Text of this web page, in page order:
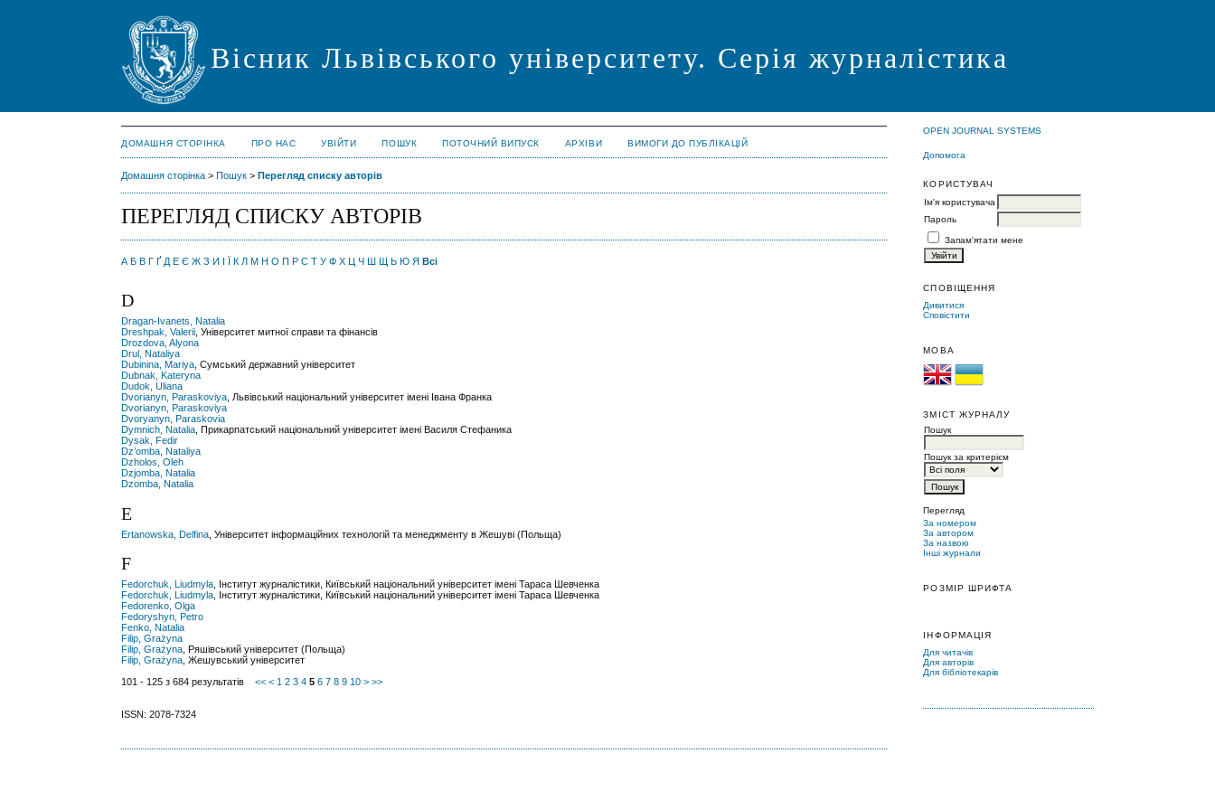
Вісник Львівського університету. Серія журналістика
OPEN JOURNAL SYSTEMS
Допомога
КОРИСТУВАЧ
Ім'я користувача
Пароль
Запам'ятати мене
СПОВІЩЕННЯ
Дивитися
Сповістити
МОВА
ЗМІСТ ЖУРНАЛУ
Пошук
Пошук за критерієм
Перегляд
За номером
За автором
За назвою
Інші журнали
РОЗМІР ШРИФТА
ІНФОРМАЦІЯ
Для читачів
Для авторів
Для бібліотекарів
ДОМАШНЯ СТОРІНКА ПРО НАС УВІЙТИ ПОШУК ПОТОЧНИЙ ВИПУСК АРХІВИ ВИМОГИ ДО ПУБЛІКАЦІЙ
Домашня сторінка >Пошук >Перегляд списку авторів
ПЕРЕГЛЯД СПИСКУ АВТОРІВ
А Б В Г Ґ Д Е Є Ж З И І Ї К Л М Н О П Р С Т У Ф Х Ц Ч Ш Щ Ь Ю Я Всі
D
Dragan-Ivanets, Natalia
Dreshpak, Valerii, Університет митної справи та фінансів
Drozdova, Alyona
Drul, Nataliya
Dubinina, Mariya, Сумський державний університет
Dubnak, Kateryna
Dudok, Uliana
Dvorianyn, Paraskoviya, Львівський національний університет імені Івана Франка
Dvorianyn, Paraskoviya
Dvoryanyn, Paraskovia
Dymnich, Natalia, Прикарпатський національний університет імені Василя Стефаника
Dysak, Fedir
Dz’omba, Nataliya
Dzholos, Oleh
Dzjomba, Natalia
Dzomba, Natalia
E
Ertanowska, Delfina , Університет інформаційних технологій та менеджменту в Жешуві (Польща)
F
Fedorchuk, Liudmyla , Інститут журналістики, Київський національний університет імені Тараса Шевченка
Fedorchuk, Liudmyla , Інститут журналістики, Київський національний університет імені Тараса Шевченка
Fedorenko, Olga
Fedoryshyn, Petro
Fenko, Natalia
Filip, Grażyna
Filip, Grażyna , Ряшівський університет (Польща)
Filip, Grażyna , Жешувський університет
101 - 125 з 684 результатів<< < 1 2 3 4 5 6 7 8 9 10 > >>
ISSN: 2078-7324